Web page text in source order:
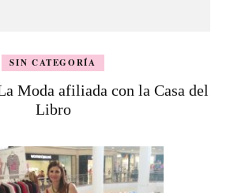
SIN CATEGORÍA
Moda afiliada con la Casa del
Libro